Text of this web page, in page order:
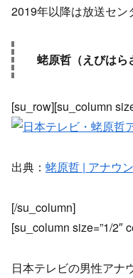
2019年以降は放送セン
蛯原哲（えびはら
[su_row][su_column
出典： 蛯原哲 | アナウ
[/su_column]
[su_column size=”1/2″
日本テレビの男性アナ